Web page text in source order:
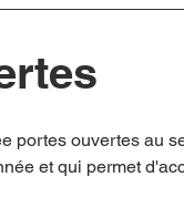
portes ouvertes au
et qui permet